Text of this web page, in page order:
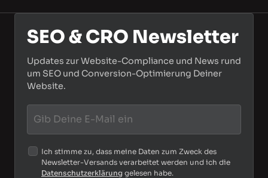
SEO & CRO Newsletter
Updates zur Website-Compliance und News rund
um SEO und Conversion-Optimierung Deiner
Website.
Ich stimme zu, dass meine Daten zum Zweck des
Newsletter-Versands verarbeitet werden und ich die
Datenschutzerklärung gelesen habe.